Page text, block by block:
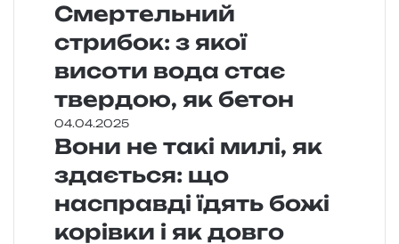
Смертельний
стрибок: з якої
висоти вода стає
твердою, як бетон
04.04.2025
Вони не такі милі, як
здається: що
насправді їдять божі
корівки і як довго